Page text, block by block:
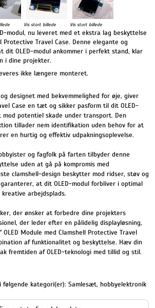
Vis stort billede Vis stort billede
modul, nu leveret med et ekstra lag beskyttelse
Protective Travel Case. Denne elegante og
dit OLED-modul ankommer i perfekt stand, klar
i dine projekter.
ikke længere monteret.
designet med bekvemmelighed for øje, giver
Case en tæt og sikker pasform til dit OLED-
mod potentiel skade under transport. Den
tillader nem identifikation uden behov for at
en hurtig og effektiv udpakningsoplevelse.
og fagfolk på farten tilbyder denne
uden at gå på kompromis med
clamshell-design beskytter mod ridser, støv og
at dit OLED-modul forbliver i optimal
arbejdsplads.
der ønsker at forbedre dine projekters
der leder efter en pålidelig displayløsning,
OLED Module med Clamshell Protective Travel
af funktionalitet og beskyttelse. Hæv din
fremtiden af OLED-teknologi med tillid og stil.
kategori(er): Samlesæt, hobbyelektronik